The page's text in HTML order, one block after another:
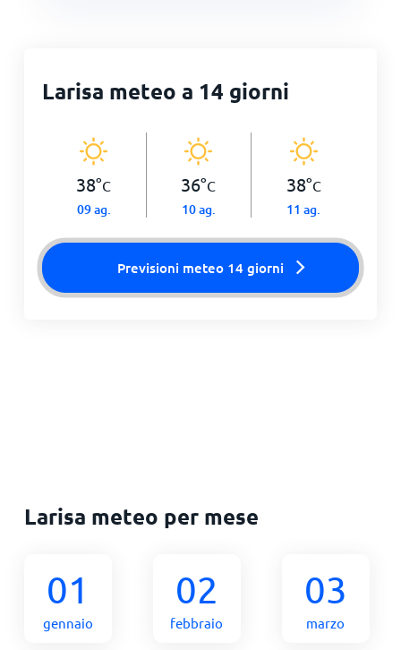
Larisa meteo a 14 giorni
38°C
09 ag.
36°C
10 ag.
38°C
11 ag.
Previsioni meteo 14 giorni
Larisa meteo per mese
01
gennaio
02
febbraio
03
marzo